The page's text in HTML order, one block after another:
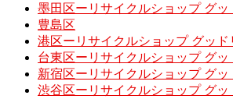
墨田区ーリサイクルショップ グ
豊島区
港区ーリサイクルショップ グッ
台東区ーリサイクルショップ グ
新宿区ーリサイクルショップ グ
渋谷区ーリサイクルショップ グ